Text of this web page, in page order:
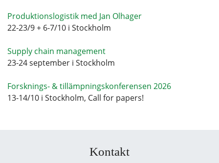
Produktionslogistik med Jan Olhager
22-23/9 + 6-7/10 i Stockholm
Supply chain management
23-24 september i Stockholm
Forsknings- & tillämpningskonferensen 2026
13-14/10 i Stockholm, Call for papers!
Kontakt